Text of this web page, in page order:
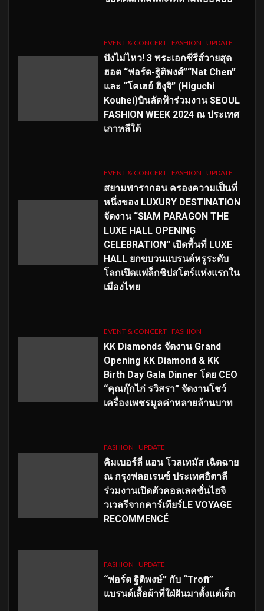
EVENT & CONCERT FASHION UPDATE
ปังไม่ไหว! 3 พระเอกซีรีส์วายสุด
ฮอต “ฟอร์ด-ฐิติพงศ์”“Nat Chen”
และ “โคเฮย์ ฮิงุจิ” (Higuchi
Kouhei)บินลัดฟ้าร่วมงาน SEOUL
FASHION WEEK 2024 ณ ประเทศ
เกาหลีใต้
EVENT & CONCERT FASHION UPDATE
สยามพารากอน ครองความเป็นที่
หนึ่งของ LUXURY DESTINATION
จัดงาน “SIAM PARAGON THE
LUXE HALL OPENING
CELEBRATION” เปิดพื้นที่ LUXE
HALL ยกขบวนแบรนด์หรูระดับ
โลกเปิดแฟล็กชิปสโตร์แห่งแรกใน
เมืองไทย
EVENT & CONCERT FASHION
KK Diamonds จัดงาน Grand
Opening KK Diamond & KK
Birth Day Gala Dinner โดย CEO
“คุณกุ๊กไก่ รวิสรา” จัดงานโชว์
เครื่องเพชรมูลค่าหลายล้านบาท
FASHION UPDATE
คิมเบอร์ลี่ แอน โวลเทมัส เฉิดฉาย
ณ กรุงฟลอเรนซ์ ประเทศอิตาลี
ร่วมงานเปิดตัวคอลเลคชั่นไฮจิ
วเวลรีจากคาร์เทียร์LE VOYAGE
RECOMMENCÉ
FASHION UPDATE
“ฟอร์ด ฐิติพงษ์” กับ “Trofi”
แบรนด์เสื้อผ้าที่ใฝ่ฝันมาตั้งแต่เด็ก